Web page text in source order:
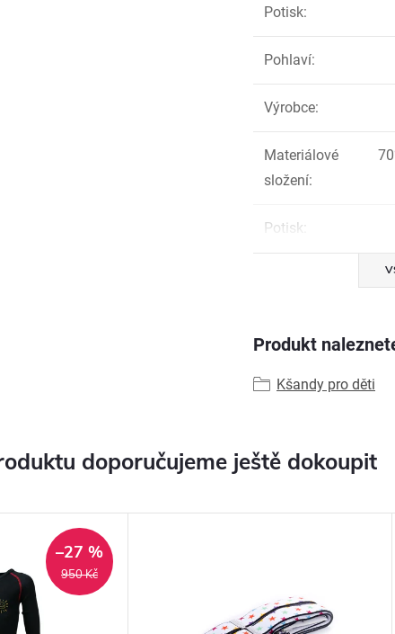
Potisk:
Pohlaví:
Výrobce:
Materiálové
složení:
Potisk:
Produkt
Kšandy pro děti
doporučujeme ještě dokoupit
950 Kč
–27 %